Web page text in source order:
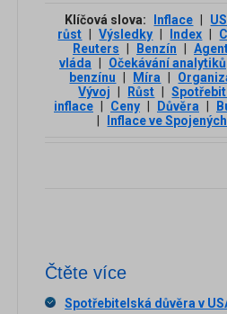
Klíčová slova: Inflace
růst
Výsledky Index
Reuters
Benzín
vláda
Očekávání analytiků
benzínu
Míra
Vývoj
Růst
inflace
Ceny Důvěra
Inflace ve
Čtěte více
Spotřebitelská důvěra v